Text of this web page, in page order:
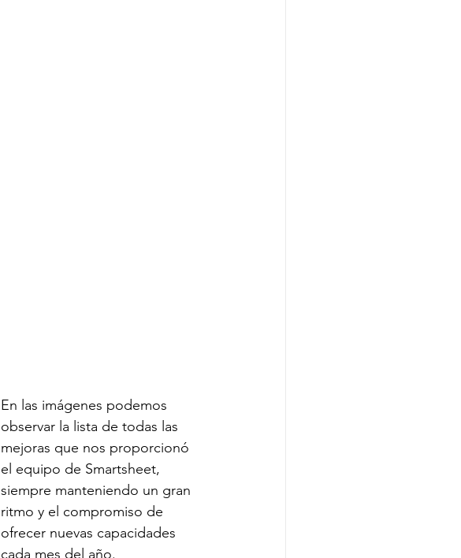
En las imágenes podemos
observar la lista de todas las
mejoras que nos proporcionó
el equipo de Smartsheet,
siempre manteniendo un gran
ritmo y el compromiso de
ofrecer nuevas capacidades
cada mes del año.